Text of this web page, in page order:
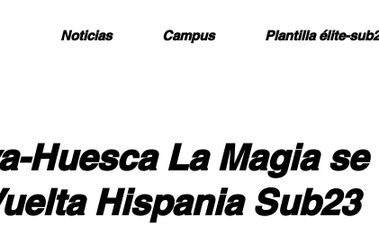
Noticias Campus Plantilla élite-
Huesca La Magia
Hispania Sub23